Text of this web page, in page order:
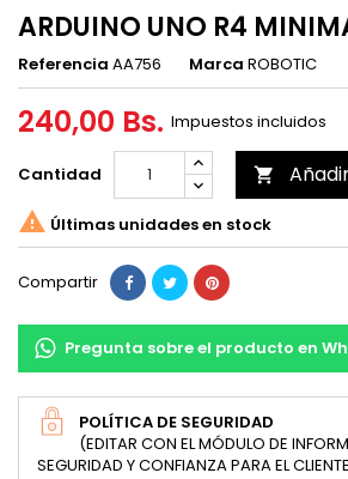
ARDUINO UNO R4
Referencia AA756 Marca ROBOTIC
240,00 Bs. Impuestos incluidos
Cantidad 
 Últimas unidades en stock
Compartir
Pregunta sobre el producto en
POLÍTICA DE SEGURIDAD
(EDITAR CON EL MÓDULO DE
SEGURIDAD Y CONFIANZA PARA EL